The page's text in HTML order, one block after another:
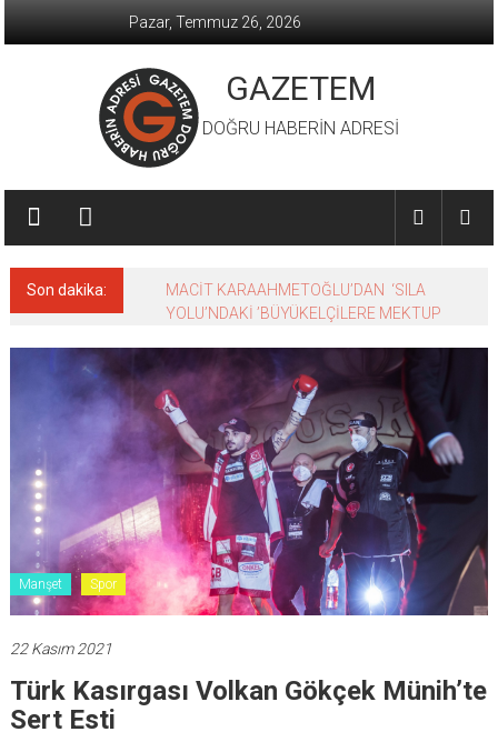
Pazar, Temmuz 26, 2026
GAZETEM
DOĞRU HABERİN ADRESİ
Son dakika:
MACİT KARAAHMETOĞLU’DAN ‘SILA
YOLU’NDAKİ ’BÜYÜKELÇİLERE MEKTUP
Manşet Spor
22 Kasım 2021
Türk Kasırgası Volkan Gökçek Münih’te
Sert Esti